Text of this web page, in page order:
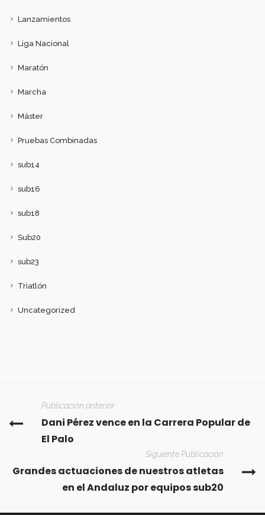
Lanzamientos
Liga Nacional
Maratón
Marcha
Máster
Pruebas Combinadas
sub14
sub16
sub18
Sub20
sub23
Triatlón
Uncategorized
Publicación anterior
Dani Pérez vence en la Carrera Popular de
El Palo
Siguiente Publicación
Grandes actuaciones de nuestros atletas
en el Andaluz por equipos sub20